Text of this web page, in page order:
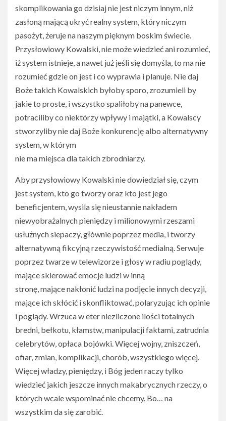
skomplikowania go dzisiaj nie jest niczym innym, niż
zasłoną mającą ukryć realny system, który niczym
pasożyt, żeruje na naszym pięknym boskim świecie.
Przysłowiowy Kowalski, nie może wiedzieć ani rozumieć,
iż system istnieje, a nawet już jeśli się domyśla, to ma nie
rozumieć gdzie on jest i co wyprawia i planuje. Nie daj
Boże takich Kowalskich byłoby sporo, zrozumieli by
jakie to proste, i wszystko spaliłoby na panewce,
potraciliby co niektórzy wpływy i majątki, a Kowalscy
stworzyliby nie daj Boże konkurencję albo alternatywny
system, w którym
nie ma miejsca dla takich zbrodniarzy.
Aby przysłowiowy Kowalski nie dowiedział się, czym
jest system, kto go tworzy oraz kto jest jego
beneficjentem, wysila się nieustannie nakładem
niewyobrażalnych pieniędzy i milionowymi rzeszami
usłużnych siepaczy, głównie poprzez media, i tworzy
alternatywną fikcyjną rzeczywistość medialną. Serwuje
poprzez twarze w telewizorze i głosy w radiu poglądy,
mające skierować emocje ludzi w inną
stronę, mające nakłonić ludzi na podjęcie innych decyzji,
mające ich skłócić i skonfliktować, polaryzując ich opinie
i poglądy. Wrzuca w eter niezliczone ilości totalnych
bredni, bełkotu, kłamstw, manipulacji faktami, zatrudnia
celebrytów, opłaca bojówki. Więcej wojny, zniszczeń,
ofiar, zmian, komplikacji, chorób, wszystkiego więcej.
Więcej władzy, pieniędzy, i Bóg jeden raczy tylko
wiedzieć jakich jeszcze innych makabrycznych rzeczy, o
których wcale wspominać nie chcemy. Bo… na
wszystkim da się zarobić.